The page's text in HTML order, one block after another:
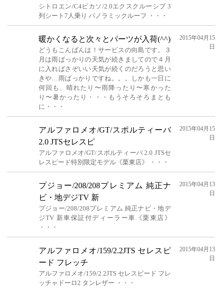
シトロエン/C4ピカソ/2.0エクスクルーシブ 3
列シート7人乗り パノラミックルーフ ・・・
暖かくなると次々とパーツが入荷(^^)
どうもこんばんは！サービスの向島です。３
月は雨ばっかりの天気が続きましてので４月
に入ればさぞいい天気が続くのだろうと思い
きや…雨ばっかりですね。。。しかも一日に
何回も、晴れたり〜雨降ったり〜寒かった
り〜暑かったり・・・もうそろそろまとも
に・・・
2015年04月15
日
アルファロメオ/GT/スポルティーバ
2.0 JTSセレスピ
アルファロメオ/GT/スポルティーバ 2.0 JTSセ
レスピード特別限定モデル《栗東店》 ・・・
2015年04月15
日
プジョー/208/208プレミアム 純正ナ
ビ・地デジTV 新
プジョー/208/208プレミアム 純正ナビ・地デ
ジTV 新車保証付ディーラー車《栗東店》
・・・
2015年04月13
日
アルファロメオ/159/2.2JTS セレスピ
ード フレッチ
アルファロメオ/159/2.2JTS セレスピード フレ
ッチャドーロ2 タンレザー ・・・
2015年04月13
日